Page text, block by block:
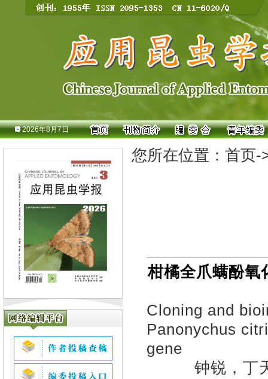
2026年8月7日
您所在位置： 首页-
柑橘全爪螨酚氧
Cloning and
Panonychus
gene
钟锐，丁